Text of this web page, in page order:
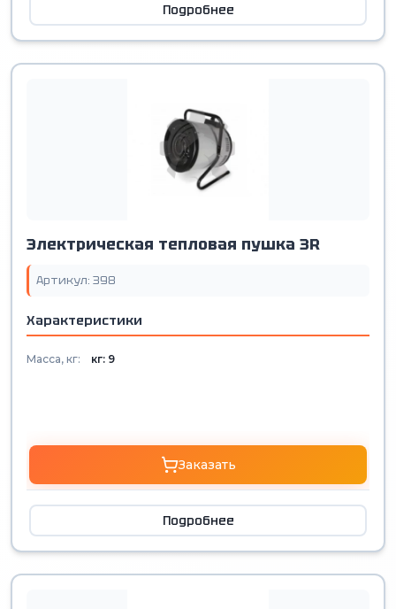
Подробнее
Электрическая тепловая пушка 3R
Артикул: 398
Характеристики
Масса, кг: кг: 9
Заказать
Подробнее